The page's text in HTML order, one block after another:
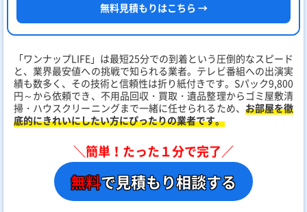
無料見積もりはこちら →
「ワンナップLIFE」は最短25分での到着という圧倒的なスピード
と、業界最安値への挑戦で知られる業者。テレビ番組への出演実
績も数多く、その技術と信頼性は折り紙付きです。Sパック9,800
円～から依頼でき、不用品回収・買取・遺品整理からゴミ屋敷清
掃・ハウスクリーニングまで一緒に任せられるため、 お部屋を徹
底的にきれいにしたい方にぴったりの業者です。
＼簡単！たった１分で完了／
無料で見積もり相談する